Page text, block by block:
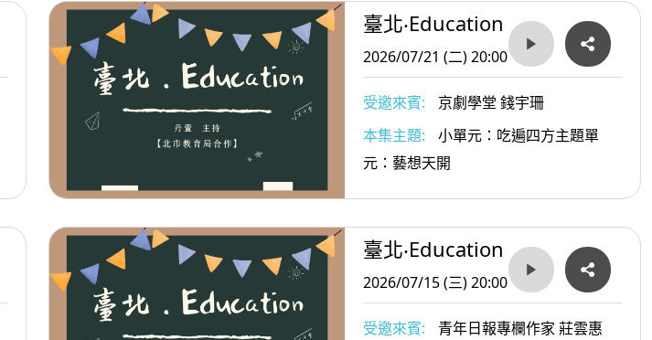
臺北‧Education
2026/07/21 (二) 20:00
受邀來賓:
京劇學堂 錢宇珊
本集主題:
小單元：吃遍四方主題單
元：藝想天開
臺北‧Education
2026/07/15 (三) 20:00
受邀來賓:
青年日報專欄作家 莊雲惠